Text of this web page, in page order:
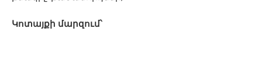
Կոտայքի մարզում՝